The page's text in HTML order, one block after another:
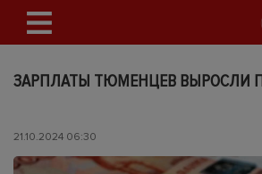
ЗАРПЛАТЫ ТЮМЕНЦЕВ ВЫРОСЛИ
21.10.2024 06:30